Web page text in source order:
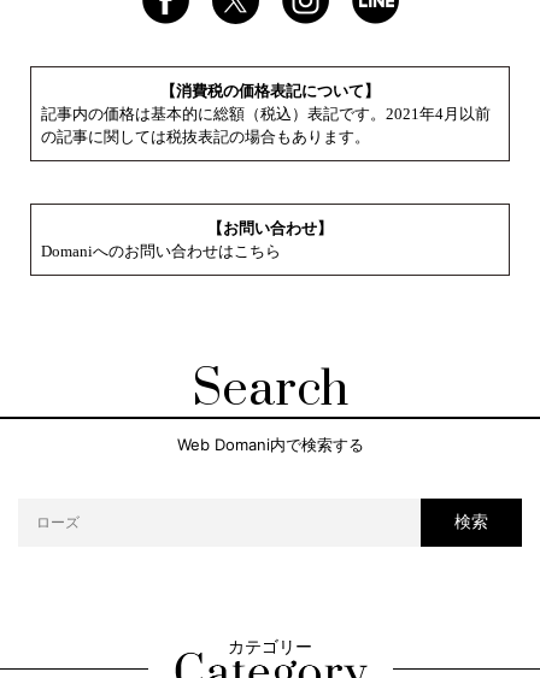
【消費税の価格表記について】
記事内の価格は基本的に総額（税込）表記です。2021年4月以前
の記事に関しては税抜表記の場合もあります。
【お問い合わせ】
Domaniへのお問い合わせはこちら
Search
Web Domani内で検索する
検索
カテゴリー